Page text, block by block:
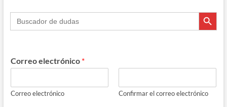
Buscar: Botón de
Correo electrónico *
Correo electrónico Confirmar el correo electrónico